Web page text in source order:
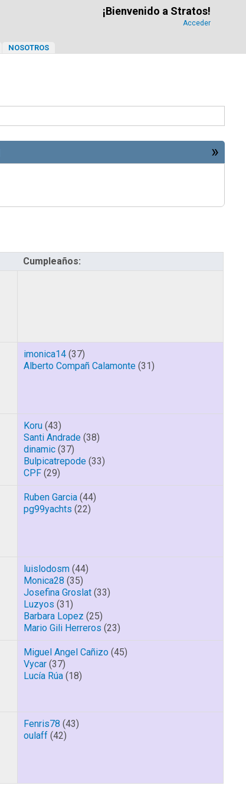
¡Bienvenido a Stratos!
Acceder
NOSOTROS
»
Cumpleaños:
imonica14 (37)
Alberto Compañ Calamonte (31)
Koru (43)
Santi Andrade (38)
dinamic (37)
Bulpicatrepode (33)
CPF (29)
Ruben Garcia (44)
pg99yachts (22)
luislodosm (44)
Monica28 (35)
Josefina Groslat (33)
Luzyos (31)
Barbara Lopez (25)
Mario Gili Herreros (23)
Miguel Angel Cañizo (45)
Vycar (37)
Lucía Rúa (18)
Fenris78 (43)
oulaff (42)